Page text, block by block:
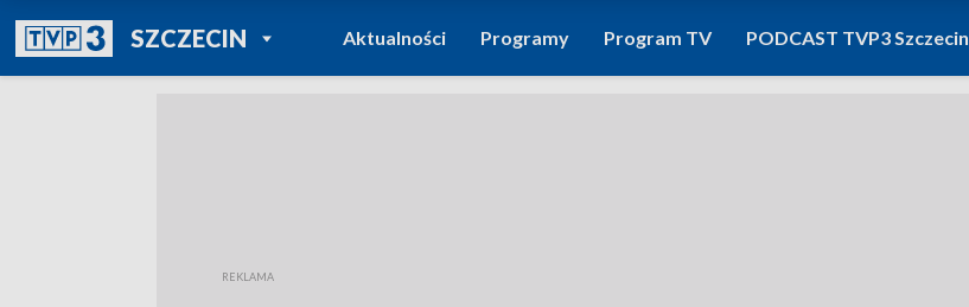
SZCZECINPOWRÓT DO
TVP REGIONY
Aktualności Programy Program TV PODCAST TVP3 Szczecin